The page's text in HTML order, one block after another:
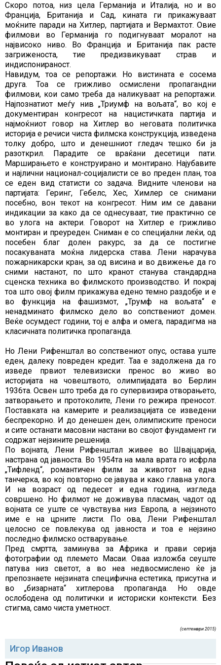
Скоро потоа, низ цела Германија и Италија, но и во
Франција, Британија и Сад, кината ги прикажуваат
моќните паради на Хитлер, партијата и Вермахтот. Овие
филмови во Германија го подигнуваат моралот на
највисоко ниво. Во Франција и Британија пак расте
загриженоста, тие предизвикуваат страв и
индиспонираност.
Навидум, тоа се репортажи. Но вистината е сосема
друга. Тоа се грижливо осмислени пропагандни
филмови, кои само треба да наликуваат на репортажи.
Најпознатиот меѓу нив „Триумф на вољата“, во кој е
документиран конгресот на нацистичката партија и
најмоќниот говор на Хитлер во неговата политичка
историја е речиси чиста филмска конструкција, изведена
толку добро, што и денешниот гледач тешко би ја
разоткрил. Парадите се враќани десетици пати.
Марширањето е конструирано и монтирано. Најубавите
и најлични национал-социјалисти се во преден план, тоа
се еден вид статисти со задача. Видните членови на
партијата: Геринг, Гебелс, Хес, Химлер се снимани
посебно, вон текот на конгресот. Ним им се давани
индикации за како да се однесуваат, тие практично се
во улога на актери. Говорот на Хитлер е грижливо
монтиран и преуреден. Сниман е со специјални леќи, од
посебен благ долен ракурс, за да се постигне
посакуваната моќна лидерска става. Лени нарачува
пожарникарски кран, за од висина и во движење да го
сними настанот, по што кранот станува стандардна
сценска техника во филмското производство. И покрај
тоа што овој филм прикажува едено темно раздобје и е
во функција на фашизмот, „Трумф на вољата“ е
ненадминато филмско дело во сопствениот домен.
Веќе осумдест години, тој е алфа и омега, парадигма на
класичната политичка пропаганда.
Но Лени Рифенштал во сопствениот опус, остава уште
еден, далеку повреден кредит. Таа е задолжена да го
изведе првиот телевизиски пренос во живо во
историјата на човештвото, олимпијадата во Берлин
1936та. Освен што треба да го супервизира отворањето,
затворањето и протоколите, Лени го режира преносот.
Поставката на камерите и реализацијата се изведени
беспрекорно. И до денешен ден, олимписките преноси
и сите останати масовни настани во својот фундамент ги
содржат нејзините решенија.
По војната, Лени Рифенштал живее во Швајцарија,
настрана од јавноста. Во 1954та на мала врата го исфрла
„Тифленд“, романтичен филм за животот на една
танчерка, во кој повторно се јавува и како главна улога.
И на возраст од педесет и една година, изгледа
совршено. Но филмот не доживува пласман, чадот од
војната се уште се чувствува низ Европа, а нејзиното
име е на црните листи. По ова, Лени Рифенштал
целосно се повлекува од јавноста и тоа е нејзино
последно филмско остварување.
Пред смртта, заминува за Африка и прави серија
фотографии од племето Масаи. Оваа изложба сеуште
патува низ светот, а во неа недвосмислено ќе ја
препознаете нејзината специфична естетика, присутна и
во „бизарната“ хитлерова пропаганда. Но овде
ослободена од политички и историски контексти. Без
стигма, само чиста уметност.
(септември 2015)
Игор Иванов